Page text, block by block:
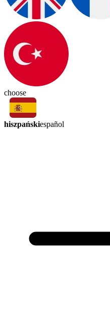
choose
hiszpańskiespañol